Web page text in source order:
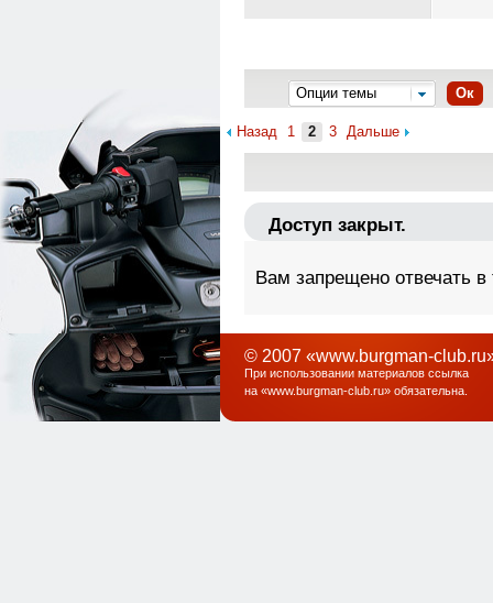
Опции темы Ок
Назад 1 2 3 Дальше
Доступ закрыт.
Вам запрещено отвечать
© 2007 «www.burgman-
При использовании материалов ссылка
на «www.burgman-club.ru» обязательна